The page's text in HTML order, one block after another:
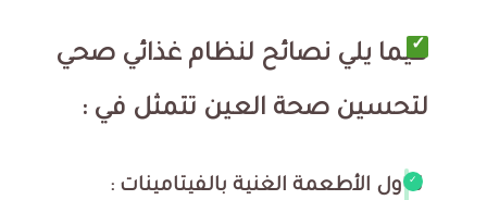
فيما يلي نصائح لنظام غذائي صحي
لتحسين صحة العين تتمثل في :
تناول الأطعمة الغنية بالفيتامينات :